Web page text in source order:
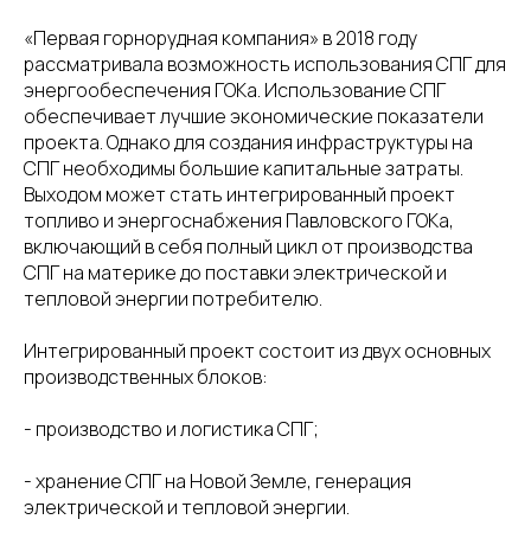
«Первая горнорудная компания» в 2018 году
рассматривала возможность использования СПГ для
энергообеспечения ГОКа. Использование СПГ
обеспечивает лучшие экономические показатели
проекта. Однако для создания инфраструктуры на
СПГ необходимы большие капитальные затраты.
Выходом может стать интегрированный проект
топливо и энергоснабжения Павловского ГОКа,
включающий в себя полный цикл от производства
СПГ на материке до поставки электрической и
тепловой энергии потребителю.
Интегрированный проект состоит из двух основных
производственных блоков:
- производство и логистика СПГ;
- хранение СПГ на Новой Земле, генерация
электрической и тепловой энергии.